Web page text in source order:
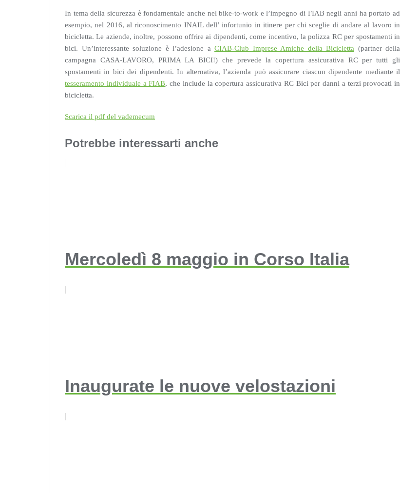
In tema della sicurezza è fondamentale anche nel bike-to-work e l’impegno di FIAB negli anni ha portato ad
esempio, nel 2016, al riconoscimento INAIL dell’ infortunio in itinere per chi sceglie di andare al lavoro in
bicicletta. Le aziende, inoltre, possono offrire ai dipendenti, come incentivo, la polizza RC per spostamenti in
bici. Un’interessante soluzione è l’adesione a CIAB-Club Imprese Amiche della Bicicletta (partner della
campagna CASA-LAVORO, PRIMA LA BICI!) che prevede la copertura assicurativa RC per tutti gli
spostamenti in bici dei dipendenti. In alternativa, l’azienda può assicurare ciascun dipendente mediante il
tesseramento individuale a FIAB, che include la copertura assicurativa RC Bici per danni a terzi provocati in
bicicletta.
Scarica il pdf del vademecum
Potrebbe interessarti anche
Mercoledì 8 maggio in Corso Italia
Inaugurate le nuove velostazioni